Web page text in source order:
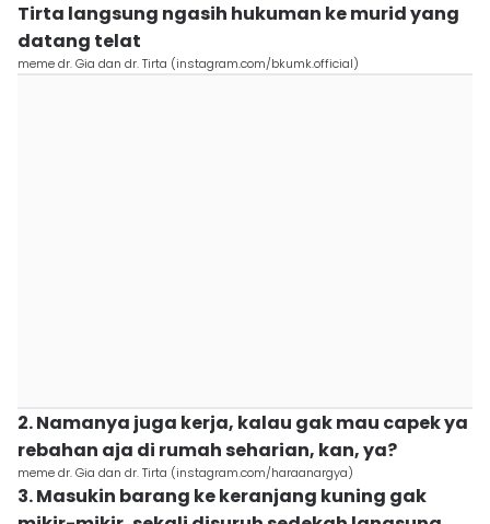
Tirta langsung ngasih hukuman ke murid yang
datang telat
meme dr. Gia dan dr. Tirta (instagram.com/bkumk.official)
2. Namanya juga kerja, kalau gak mau capek ya
rebahan aja di rumah seharian, kan, ya?
meme dr. Gia dan dr. Tirta (instagram.com/haraanargya)
3. Masukin barang ke keranjang kuning gak